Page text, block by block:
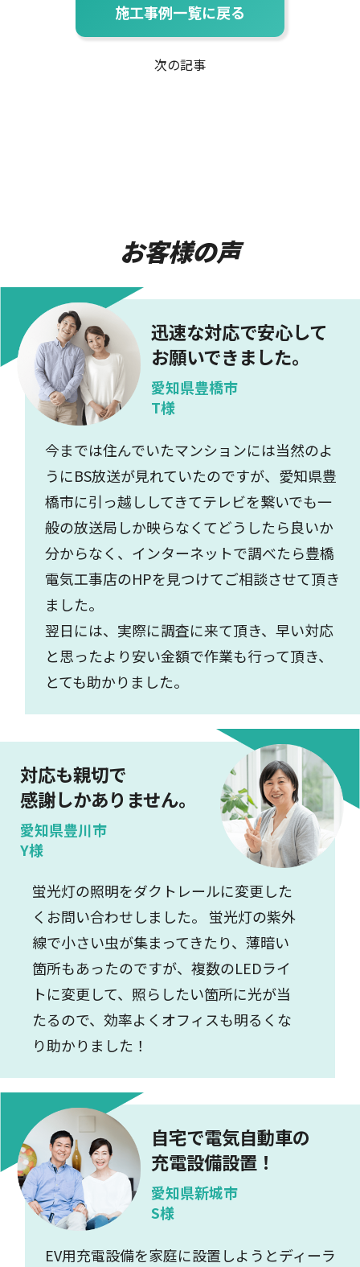
施工事例一覧に戻る
次の記事
お客様の声
迅速な対応で安心して
お願いできました。
愛知県豊橋市
T様
今までは住んでいたマンションには当然のよ
うにBS放送が見れていたのですが、愛知県豊
橋市に引っ越ししてきてテレビを繋いでも一
般の放送局しか映らなくてどうしたら良いか
分からなく、インターネットで調べたら豊橋
電気工事店のHPを見つけてご相談させて頂き
ました。
翌日には、実際に調査に来て頂き、早い対応
と思ったより安い金額で作業も行って頂き、
とても助かりました。
対応も親切で
感謝しかありません。
愛知県豊川市
Y様
蛍光灯の照明をダクトレールに変更した
くお問い合わせしました。 蛍光灯の紫外
線で小さい虫が集まってきたり、薄暗い
箇所もあったのですが、複数のLEDライ
トに変更して、照らしたい箇所に光が当
たるので、効率よくオフィスも明るくな
り助かりました！
自宅で電気自動車の
充電設備設置！
愛知県新城市
S様
EV用充電設備を家庭に設置しようとディーラ